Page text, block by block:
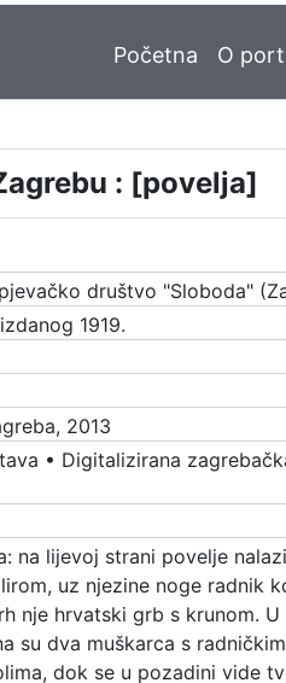
Početna O
: [povelja]
društvo "Sloboda"
1919.
2013
• Digitalizirana
na lijevoj strani povelje
uz njezine noge radnik
nje hrvatski grb s krunom. U
su dva muškarca s radničkim
dok se u pozadini vide